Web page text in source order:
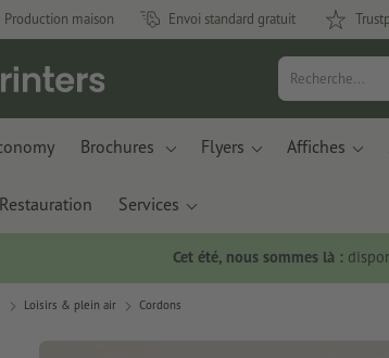
Production maison Envoi standard gratuit
Brochures Flyers Affiches
Restauration Services
Cet été, nous sommes là :
Loisirs & plein air Cordons